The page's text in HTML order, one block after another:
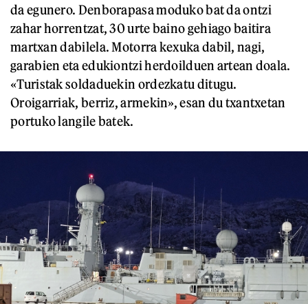
da egunero. Denborapasa moduko bat da ontzi
zahar horrentzat, 30 urte baino gehiago baitira
martxan dabilela. Motorra kexuka dabil, nagi,
garabien eta edukiontzi herdoilduen artean doala.
«Turistak soldaduekin ordezkatu ditugu.
Oroigarriak, berriz, armekin», esan du txantxetan
portuko langile batek.